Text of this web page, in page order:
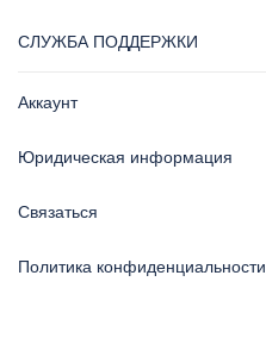
СЛУЖБА ПОДДЕРЖКИ
Аккаунт
Юридическая информация
Связаться
Политика конфиденциальности